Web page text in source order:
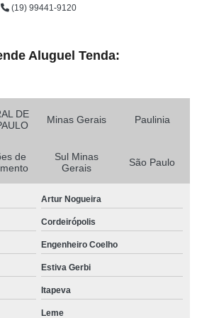
(19) 99441-9120
Aluguel Tenda:
DE
Minas Gerais Paulinia
de
Sul Minas
Gerais
São Paulo
Artur Nogueira
Cordeirópolis
Engenheiro Coelho
Estiva Gerbi
Itapeva
Leme